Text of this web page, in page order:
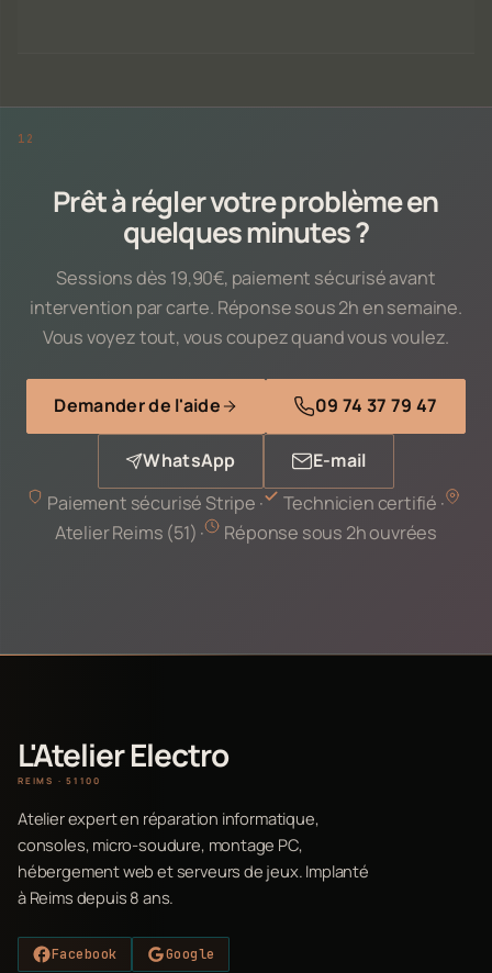
Prêt à régler votre problème en
quelques minutes ?
Sessions dès 19,90€, paiement sécurisé avant
intervention par carte. Réponse sous 2h en semaine.
Vous voyez tout, vous coupez quand vous voulez.
Demander de l'aide 09 74 37 79 47
WhatsApp
E-mail
Paiement sécurisé Stripe ·
Technicien certifié ·
Atelier Reims (51) ·
Réponse sous 2h ouvrées
L'Atelier Electro
REIMS · 51100
Atelier expert en réparation informatique,
consoles, micro-soudure, montage PC,
hébergement web et serveurs de jeux. Implanté
à Reims depuis 8 ans.
Facebook Google